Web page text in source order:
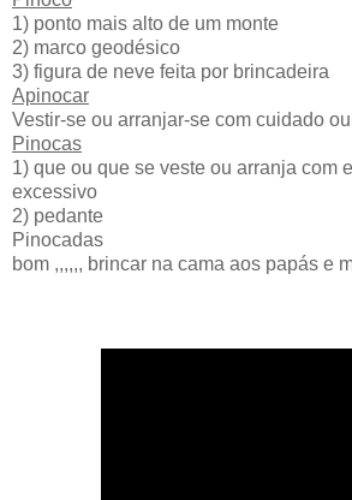
1) ponto mais alto de um monte
2) marco geodésico
3) figura de neve feita por brincadeira
Apinocar
Vestir-se ou arranjar-se com cuidado
Pinocas
1) que ou que se veste ou arranja com
excessivo
2) pedante
Pinocadas
bom ,,,,,, brincar na cama aos papás e